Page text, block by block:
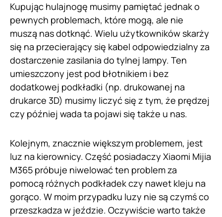
Kupując hulajnogę musimy pamiętać jednak o
pewnych problemach, które mogą, ale nie
muszą nas dotknąć. Wielu użytkowników skarży
się na przecierający się kabel odpowiedzialny za
dostarczenie zasilania do tylnej lampy. Ten
umieszczony jest pod błotnikiem i bez
dodatkowej podkładki (np. drukowanej na
drukarce 3D) musimy liczyć się z tym, że prędzej
czy później wada ta pojawi się także u nas.
Kolejnym, znacznie większym problemem, jest
luz na kierownicy. Część posiadaczy Xiaomi Mijia
M365 próbuje niwelować ten problem za
pomocą różnych podkładek czy nawet kleju na
gorąco. W moim przypadku luzy nie są czymś co
przeszkadza w jeździe. Oczywiście warto także